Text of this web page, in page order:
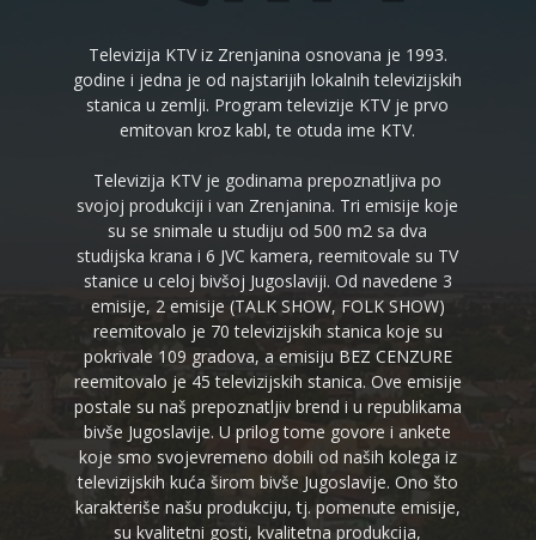
Televizija KTV iz Zrenjanina osnovana je 1993.
godine i jedna je od najstarijih lokalnih televizijskih
stanica u zemlji. Program televizije KTV je prvo
emitovan kroz kabl, te otuda ime KTV.
Televizija KTV je godinama prepoznatljiva po
svojoj produkciji i van Zrenjanina. Tri emisije koje
su se snimale u studiju od 500 m2 sa dva
studijska krana i 6 JVC kamera, reemitovale su TV
stanice u celoj bivšoj Jugoslaviji. Od navedene 3
emisije, 2 emisije (TALK SHOW, FOLK SHOW)
reemitovalo je 70 televizijskih stanica koje su
pokrivale 109 gradova, a emisiju BEZ CENZURE
reemitovalo je 45 televizijskih stanica. Ove emisije
postale su naš prepoznatljiv brend i u republikama
bivše Jugoslavije. U prilog tome govore i ankete
koje smo svojevremeno dobili od naših kolega iz
televizijskih kuća širom bivše Jugoslavije. Ono što
karakteriše našu produkciju, tj. pomenute emisije,
su kvalitetni gosti, kvalitetna produkcija,